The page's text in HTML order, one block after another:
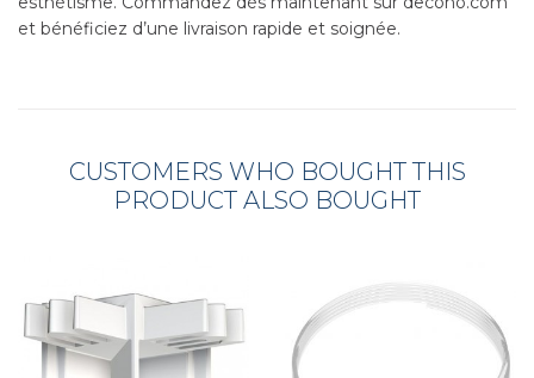
et bénéficiez d’une livraison rapide et soignée.
CUSTOMERS WHO BOUGHT THIS
PRODUCT ALSO BOUGHT